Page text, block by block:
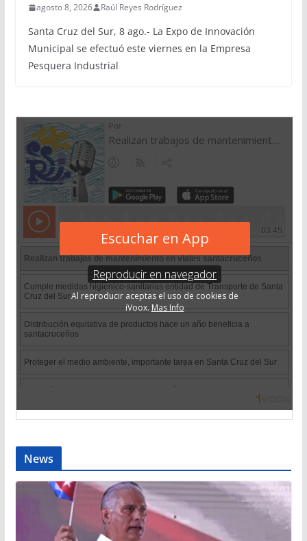
agosto 8, 2026 Raúl Reyes Rodríguez
Santa Cruz del Sur, 8 ago.- La Expo de Innovación
Municipal se efectuó este viernes en la Empresa
Pesquera Industrial
News